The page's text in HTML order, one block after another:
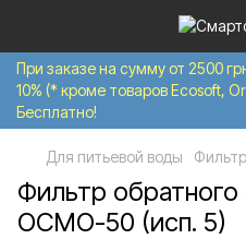
При заказе на сумму от 2500
10% (* кроме товаров Ecosoft,
Бесплатно!
Для питьевой воды
Фильтр
ОСМО-50 (исп. 5)